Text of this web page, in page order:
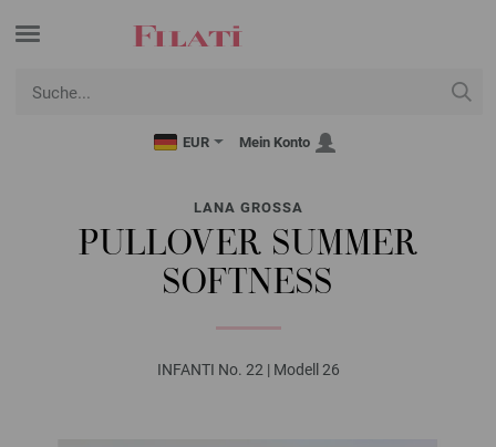
EUR Mein Konto
LANA GROSSA
PULLOVER SUMMER
SOFTNESS
INFANTI No. 22 | Modell 26